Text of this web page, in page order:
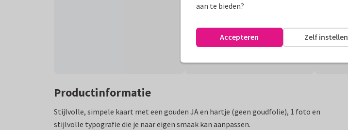
Productinformatie
Stijlvolle, simpele kaart met een gouden JA en hartje (geen goudfolie), 1 foto en
stijlvolle typografie die je naar eigen smaak kan aanpassen.
aan te bieden?
Zelf instellen
Accepteren